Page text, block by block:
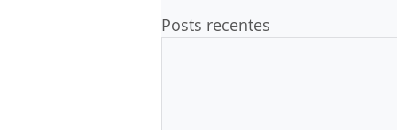
Posts recentes